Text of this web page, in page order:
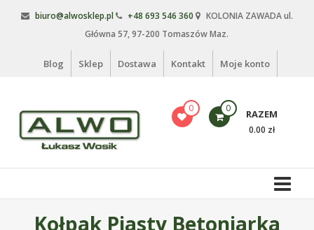
biuro@alwosklep.pl +48 693 546 360
KOLONIA ZAWADA ul.
Główna 57, 97-200 Tomaszów Maz.
Blog Sklep Dostawa Kontakt Moje konto
Alwo
sklep
0 0 RAZEM
0.00 zł
Kołpak Piasty Betoniarka